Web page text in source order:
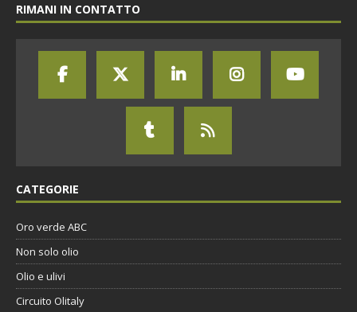
RIMANI IN CONTATTO
CATEGORIE
Oro verde ABC
Non solo olio
Olio e ulivi
Circuito Olitaly